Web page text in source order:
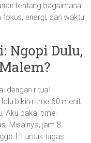
tentang bagaimana
energi, dan waktu
Ngopi Dulu,
dengan ritual
bikin ritme 60 menit
Aku pakai time-
Misalnya, jam 8
11 untuk tugas